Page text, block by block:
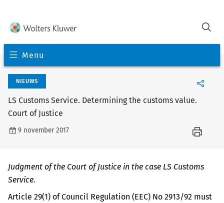
Menu
NIEUWS
LS Customs Service. Determining the customs value.
Court of Justice
9 november 2017
Judgment of the Court of Justice in the case LS Customs
Service.
Article 29(1) of Council Regulation (EEC) No 2913/92 must